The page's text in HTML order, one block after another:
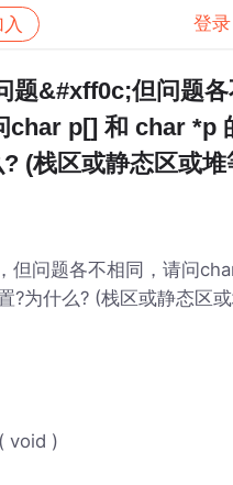
登录
帖子详情
题&#xff0c;但问题各
char p[] 和 char *p
(栈区或静态区或堆
但问题各不相同，请问
?为什么? (栈区或静态区
void )